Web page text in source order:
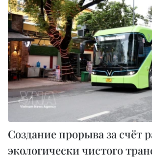
Создание прорыва за счёт
экологически чистого